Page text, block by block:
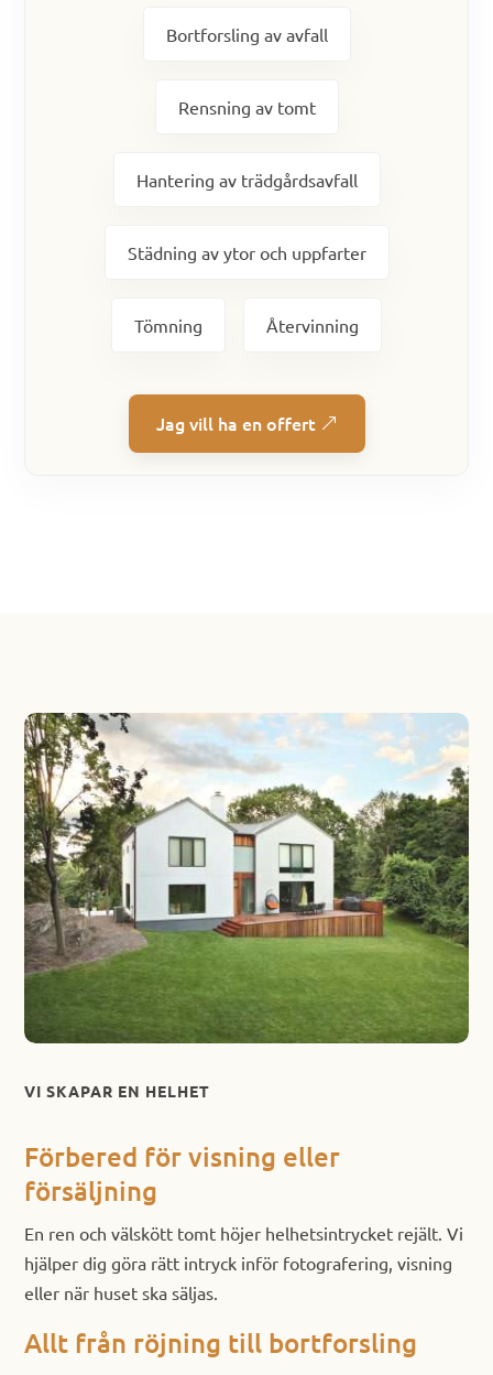
Bortforsling av avfall
Rensning av tomt
Hantering av trädgårdsavfall
Städning av ytor och uppfarter
Tömning Återvinning
Jag vill ha en offert
VI SKAPAR EN HELHET
Förbered för visning eller
försäljning
En ren och välskött tomt höjer helhetsintrycket rejält. Vi
hjälper dig göra rätt intryck inför fotografering, visning
eller när huset ska säljas.
Allt från röjning till bortforsling